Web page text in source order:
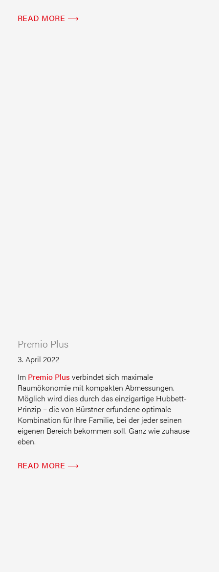
READ MORE ⟶
Premio Plus
3. April 2022
Im Premio Plus verbindet sich maximale
Raumökonomie mit kompakten Abmessungen.
Möglich wird dies durch das einzigartige Hubbett-
Prinzip – die von Bürstner erfundene optimale
Kombination für Ihre Familie, bei der jeder seinen
eigenen Bereich bekommen soll. Ganz wie zuhause
eben.
READ MORE ⟶